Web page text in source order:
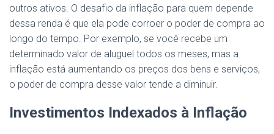
outros ativos. O desafio da inflação para quem depende
dessa renda é que ela pode corroer o poder de compra ao
longo do tempo. Por exemplo, se você recebe um
determinado valor de aluguel todos os meses, mas a
inflação está aumentando os preços dos bens e serviços,
o poder de compra desse valor tende a diminuir.
Investimentos Indexados à Inflação